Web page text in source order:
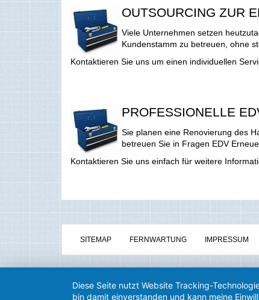
OUTSOURCING ZUR
Viele Unternehmen setzen
Kundenstamm zu betreuen, ohne
Kontaktieren Sie uns um einen individuellen
PROFESSIONELLE
Sie planen eine Renovierung des
betreuen Sie in Fragen EDV
Kontaktieren Sie uns einfach für weitere
SITEMAP FERNWARTUNG IMPRESSUM
Diese Seite nutzt Website Tracking-
bin damit einverstanden und kann meine